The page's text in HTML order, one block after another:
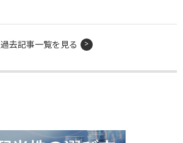
過去記事一覧を見る